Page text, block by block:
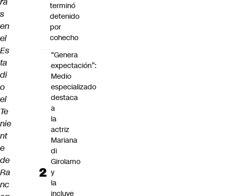
s
en
el
Es
ta
di
o
el
Te
nie
nt
e
de
Ra
nc
terminó
detenido
por
cohecho
“Genera
expectación”:
Medio
especializado
destaca
a
la
actriz
Mariana
di
Girolamo
y
la
incluye